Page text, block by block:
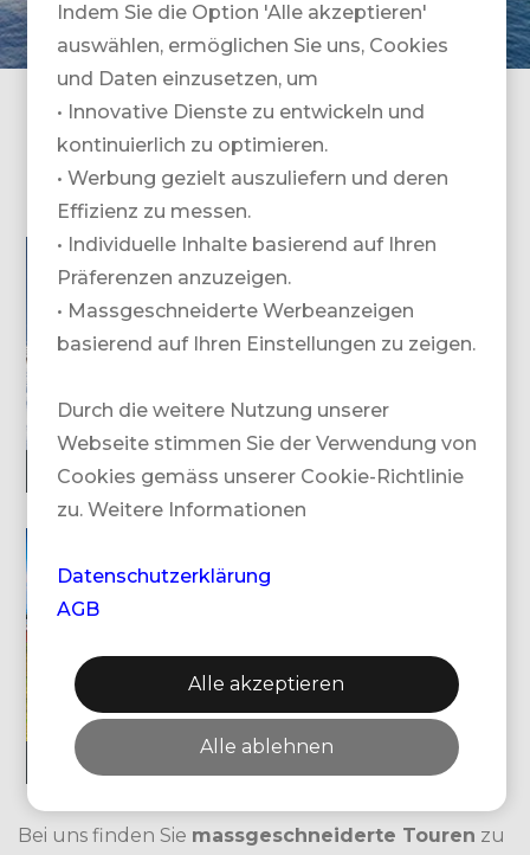
Massgeschneiderte Reisen weltweit - mit Know-
How, Erfahrung und Leidenschaft.
Heliski, Golf und andere Traumreisen.
SNOWZONE GOLFZONE
Bei uns finden Sie massgeschneiderte Touren zu
Indem Sie die Option 'Alle akzeptieren'
auswählen, ermöglichen Sie uns, Cookies
und Daten einzusetzen, um
• Innovative Dienste zu entwickeln und
kontinuierlich zu optimieren.
• Werbung gezielt auszuliefern und deren
Effizienz zu messen.
• Individuelle Inhalte basierend auf Ihren
Präferenzen anzuzeigen.
• Massgeschneiderte Werbeanzeigen
basierend auf Ihren Einstellungen zu zeigen.
Durch die weitere Nutzung unserer
Webseite stimmen Sie der Verwendung von
Cookies gemäss unserer Cookie-Richtlinie
zu. Weitere Informationen
Datenschutzerklärung
AGB
Alle akzeptieren
Alle ablehnen